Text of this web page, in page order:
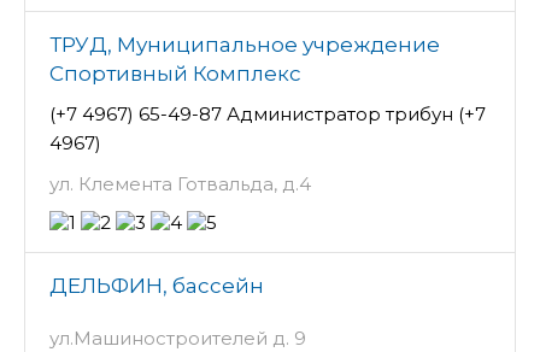
ТРУД, Муниципальное учреждение
Спортивный Комплекс
(+7 4967) 65-49-87 Администратор трибун (+7
4967)
ул. Клемента Готвальда, д.4
ДЕЛЬФИН, бассейн
ул.Машиностроителей д. 9